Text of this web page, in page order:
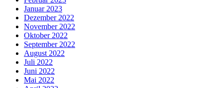
Januar 2023
Dezember 2022
November 2022
Oktober 2022
September 2022
August 2022
Juli 2022
Juni 2022
Mai 2022